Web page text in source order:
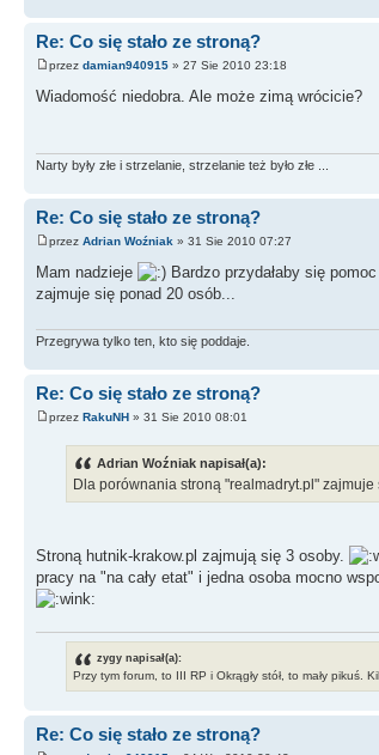
Re: Co się stało ze stroną?
przez damian940915 » 27 Sie 2010 23:18
Wiadomość niedobra. Ale może zimą wrócicie?
Narty były złe i strzelanie, strzelanie też było złe ...
Re: Co się stało ze stroną?
przez Adrian Woźniak » 31 Sie 2010 07:27
Mam nadzieje
Bardzo przydałaby się
zajmuje się ponad 20 osób...
Przegrywa tylko ten, kto się poddaje.
Re: Co się stało ze stroną?
przez RakuNH » 31 Sie 2010 08:01
Adrian Woźniak napisał(a):
Dla porównania stroną "realmadryt.pl"
Stroną hutnik-krakow.pl zajmują się 3 osoby.
pracy na "na cały etat" i jedna osoba mocno
zygy napisał(a):
Przy tym forum, to III RP i Okrągły stół, to mały pikuś.
Re: Co się stało ze stroną?